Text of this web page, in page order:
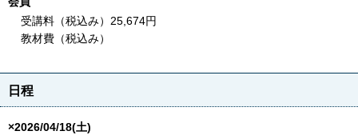
受講料（税込み）25,674円
教材費（税込み）
日程
×2026/04/18(土)